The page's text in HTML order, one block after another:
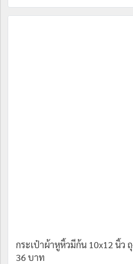
กระเป๋าผ้าหูหิ้วมีก้น 10x12 นิ้ว
36 บาท